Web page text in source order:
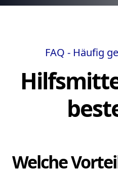
FAQ - Häufig
Welche